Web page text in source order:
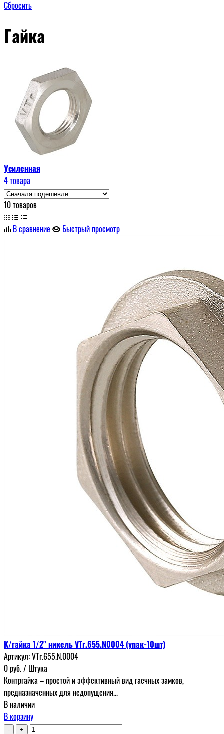
Сбросить
Гайка
Усиленная
4 товара
10 товаров
В сравнение
Быстрый просмотр
К/гайка 1/2" никель VTr.655.N0004 (упак-10шт)
Артикул:VTr.655.N.0004
0руб./ Штука
Контргайка – простой и эффективный вид гаечных замков,
предназначенных для недопущения...
В наличии
В корзину
- +